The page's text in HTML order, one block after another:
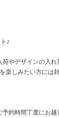
♪
やデザインの
楽しみたい方に
約時間丁度にお越